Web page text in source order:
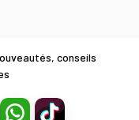
conseils